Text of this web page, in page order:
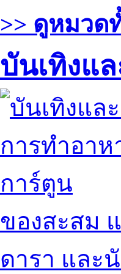
>> ดูหมวด
บันเทิงแ
การทำอาห
การ์ตูน
ของสะสม
ดารา และ